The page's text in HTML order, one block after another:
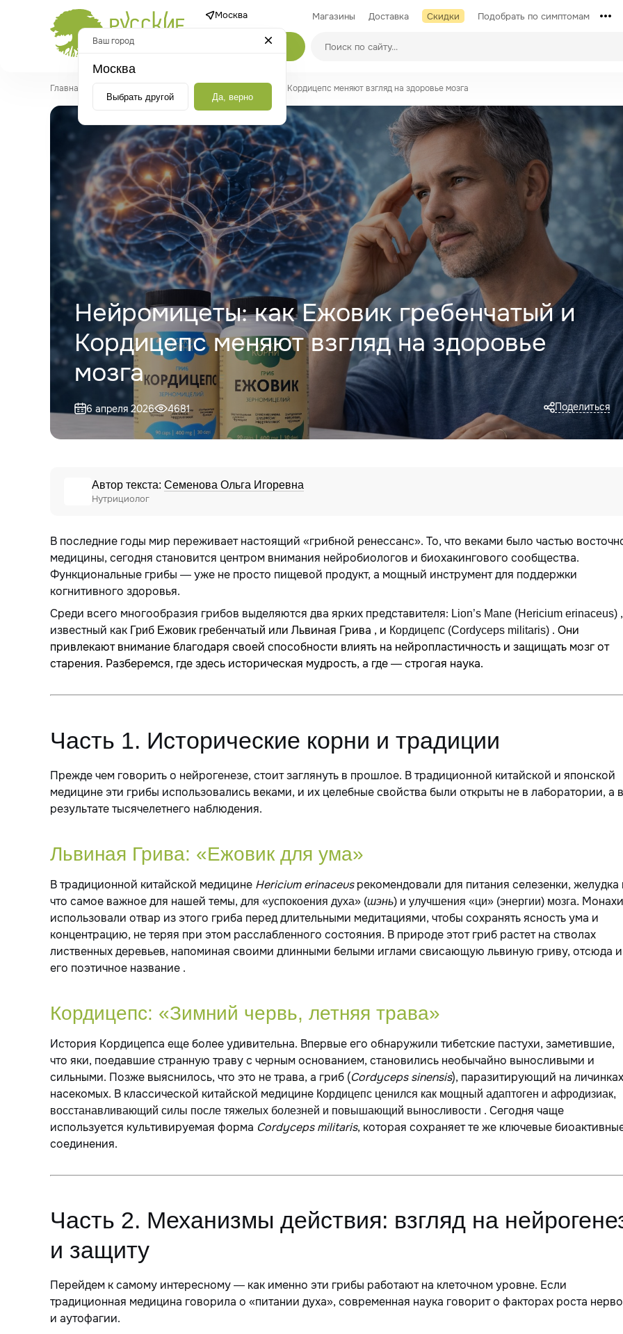
Москва Магазины Доставка Скидки Подобрать по симптомам
Каталог
Главная Нейромицеты: как Ежовик гребенчатый и Кордицепс меняют взгляд на здоровье мозга
Нейромицеты: как Ежовик гребенчатый и
Кордицепс меняют взгляд на здоровье
мозга
6 апреля 2026 4681 Поделиться
Автор текста: Семенова Ольга Игоревна
Нутрициолог
В последние годы мир переживает настоящий «грибной ренессанс». То, что веками было частью
медицины, сегодня становится центром внимания нейробиологов и биохакингового сообщества.
Функциональные грибы — уже не просто пищевой продукт, а мощный инструмент для поддержки
когнитивного здоровья.
Среди всего многообразия грибов выделяются два ярких представителя: Lion’s Mane (Hericium erinaceus) ,
известный как Гриб Ежовик гребенчатый или Львиная Грива , и Кордицепс (Cordyceps militaris) . Они
привлекают внимание благодаря своей способности влиять на нейропластичность и защищать мозг от
старения. Разберемся, где здесь историческая мудрость, а где — строгая наука.
Часть 1. Исторические корни и традиции
Прежде чем говорить о нейрогенезе, стоит заглянуть в прошлое. В традиционной китайской и японской
медицине эти грибы использовались веками, и их целебные свойства были открыты не в лаборатории, а в
результате тысячелетнего наблюдения.
Львиная Грива: «Ежовик для ума»
В традиционной китайской медицине Hericium erinaceusрекомендовали для питания селезенки, желудка
что самое важное для нашей темы, для «успокоения духа» (шэнь) и улучшения «ци» (энергии) мозга. Монахи
использовали отвар из этого гриба перед длительными медитациями, чтобы сохранять ясность ума и
концентрацию, не теряя при этом расслабленного состояния. В природе этот гриб растет на стволах
лиственных деревьев, напоминая своими длинными белыми иглами свисающую львиную гриву, отсюда и
его поэтичное название .
Кордицепс: «Зимний червь, летняя трава»
История Кордицепса еще более удивительна. Впервые его обнаружили тибетские пастухи, заметившие,
что яки, поедавшие странную траву с черным основанием, становились необычайно выносливыми и
сильными. Позже выяснилось, что это не трава, а гриб (Cordyceps sinensis), паразитирующий на личинках
насекомых. В классической китайской медицине Кордицепс ценился как мощный адаптоген и афродизиак,
восстанавливающий силы после тяжелых болезней и повышающий выносливости . Сегодня чаще
используется культивируемая форма Cordyceps militaris, которая сохраняет те же ключевые
соединения.
Часть 2. Механизмы действия: взгляд на
и защиту
Перейдем к самому интересному — как именно эти грибы работают на клеточном уровне. Если
традиционная медицина говорила о «питании духа», современная наука говорит о факторах роста
и аутофагии.
Ваш город
Москва
Выбрать другой Да, верно